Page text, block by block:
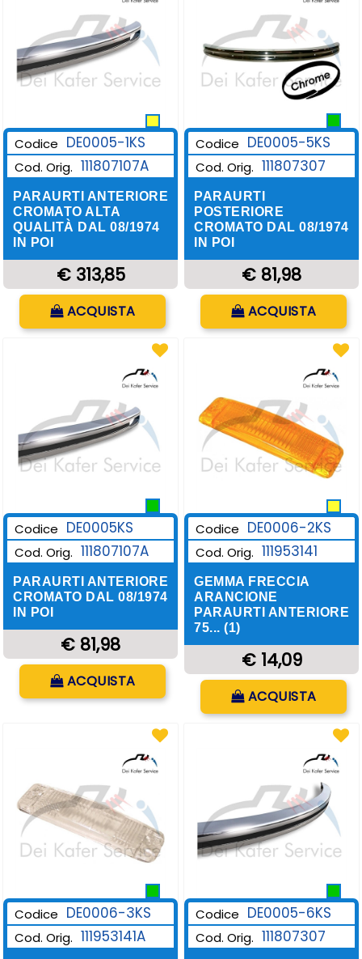
Codice DE0005-1KS
Cod. Orig. 111807107A
PARAURTI ANTERIORE
CROMATO ALTA
QUALITÀ DAL 08/1974
IN POI
€ 313,85
Quantità
ACQUISTA
Codice DE0005-5KS
Cod. Orig. 111807307
PARAURTI
POSTERIORE
CROMATO DAL 08/1974
IN POI
€ 81,98
Quantità
ACQUISTA
Codice DE0005KS
Cod. Orig. 111807107A
PARAURTI ANTERIORE
CROMATO DAL 08/1974
IN POI
€ 81,98
Quantità
ACQUISTA
Codice DE0006-2KS
Cod. Orig. 111953141
GEMMA FRECCIA
ARANCIONE
PARAURTI ANTERIORE
75... (1)
€ 14,09
Quantità
ACQUISTA
Codice DE0006-3KS
Cod. Orig. 111953141A
Codice DE0005-6KS
Cod. Orig. 111807307